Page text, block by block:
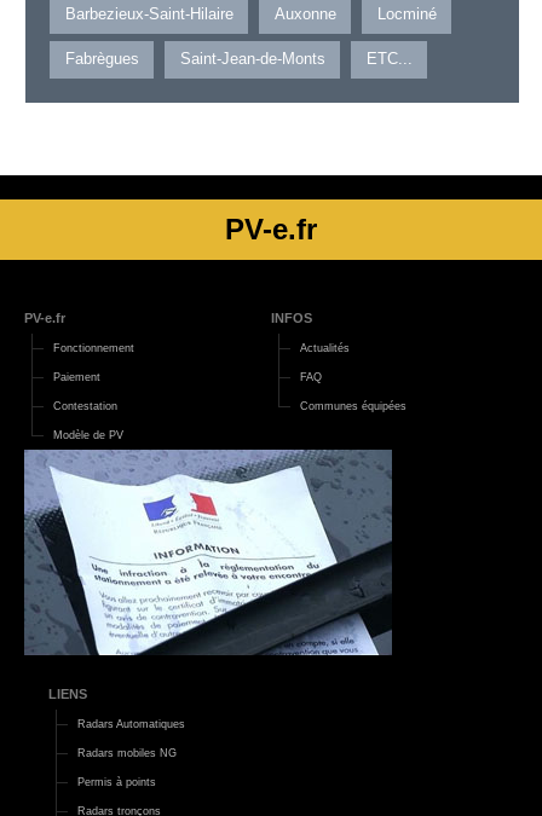
Barbezieux-Saint-Hilaire Auxonne Locminé
Fabrègues Saint-Jean-de-Monts ETC...
PV-e.fr
PV-e.fr
Fonctionnement
Paiement
Contestation
Modèle de PV
INFOS
Actualités
FAQ
Communes équipées
LIENS
Radars Automatiques
Radars mobiles NG
Permis à points
Radars tronçons